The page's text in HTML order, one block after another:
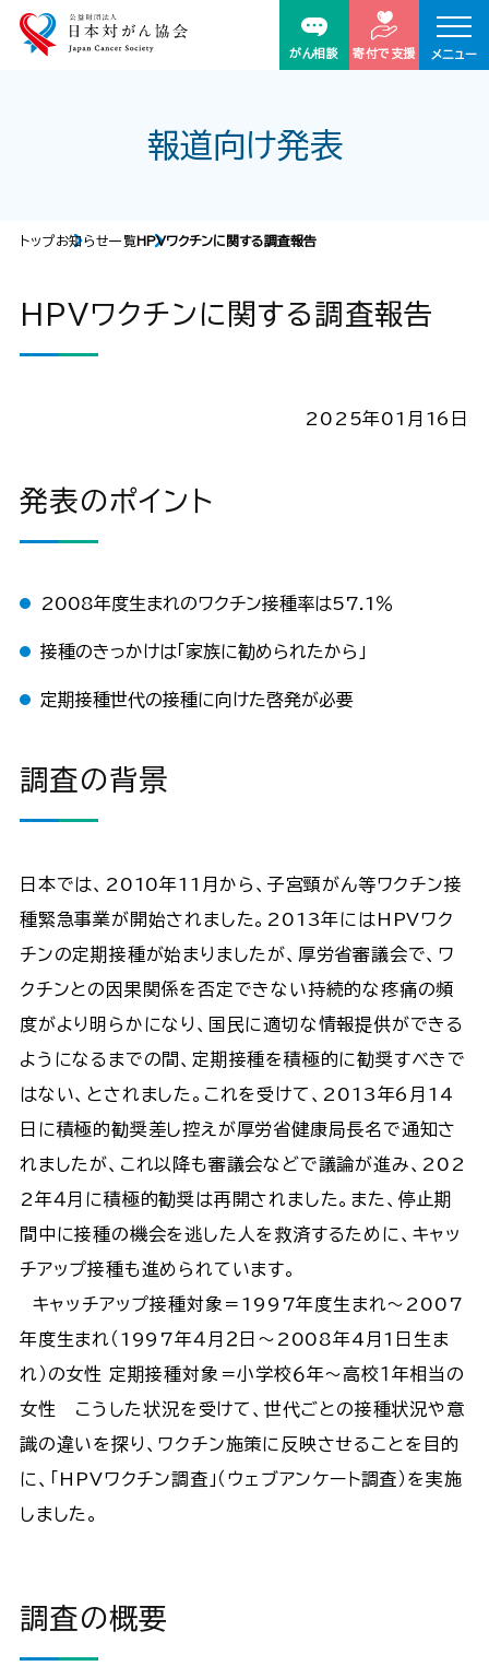
がん相談 寄付で支援 メニュー
報道向け発表
トップお知らせ一覧HPVワクチンに関する調査報告
HPVワクチンに関する調査報告
2025年01月16日
発表のポイント
2008年度生まれのワクチン接種率は57.1％
接種のきっかけは「家族に勧められたから」
定期接種世代の接種に向けた啓発が必要
調査の背景
日本では、2010年11月から、子宮頸がん等ワクチン接
種緊急事業が開始されました。2013年にはHPVワク
チンの定期接種が始まりましたが、厚労省審議会で、ワ
クチンとの因果関係を否定できない持続的な疼痛の頻
度がより明らかになり、国民に適切な情報提供ができる
ようになるまでの間、定期接種を積極的に勧奨すべきで
はない、とされました。これを受けて、2013年6月14
日に積極的勧奨差し控えが厚労省健康局長名で通知さ
れましたが、これ以降も審議会などで議論が進み、202
2年４月に積極的勧奨は再開されました。また、停止期
間中に接種の機会を逃した人を救済するために、キャッ
チアップ接種も進められています。
キャッチアップ接種対象＝1997年度生まれ～2007
年度生まれ（1997年４月２日～2008年4月1日生ま
れ）の女性 定期接種対象＝小学校６年～高校１年相当の
女性 こうした状況を受けて、世代ごとの接種状況や意
識の違いを探り、ワクチン施策に反映させることを目的
に、「HPVワクチン調査」（ウェブアンケート調査）を実施
しました。
調査の概要